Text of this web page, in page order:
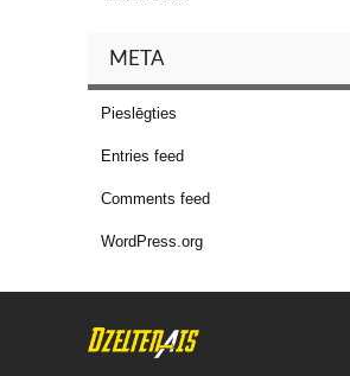
META
Pieslēgties
Entries feed
Comments feed
WordPress.org